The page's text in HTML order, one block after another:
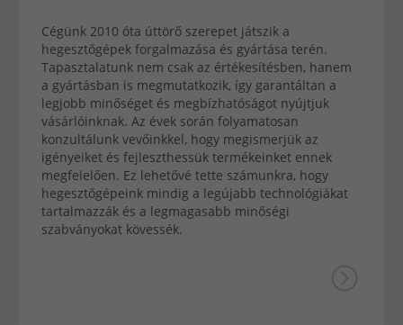
Cégünk 2010 óta úttörő szerepet játszik a
hegesztőgépek forgalmazása és gyártása terén.
Tapasztalatunk nem csak az értékesítésben, hanem
a gyártásban is megmutatkozik, így garantáltan a
legjobb minőséget és megbízhatóságot nyújtjuk
vásárlóinknak. Az évek során folyamatosan
konzultálunk vevőinkkel, hogy megismerjük az
igényeiket és fejleszthessük termékeinket ennek
megfelelően. Ez lehetővé tette számunkra, hogy
hegesztőgépeink mindig a legújabb technológiákat
tartalmazzák és a legmagasabb minőségi
szabványokat kövessék.